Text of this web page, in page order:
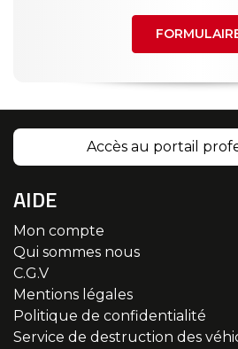
Accès au portail
AIDE
Mon compte
Qui sommes nous
C.G.V
Mentions légales
Politique de confidentialité
Service de destruction des